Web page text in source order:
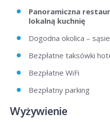
Panoramiczna
lokalną kuchnię
Dogodna okolica –
Bezpłatne taksówki
Bezpłatne WiFi
Bezpłatny parking
Wyżywienie